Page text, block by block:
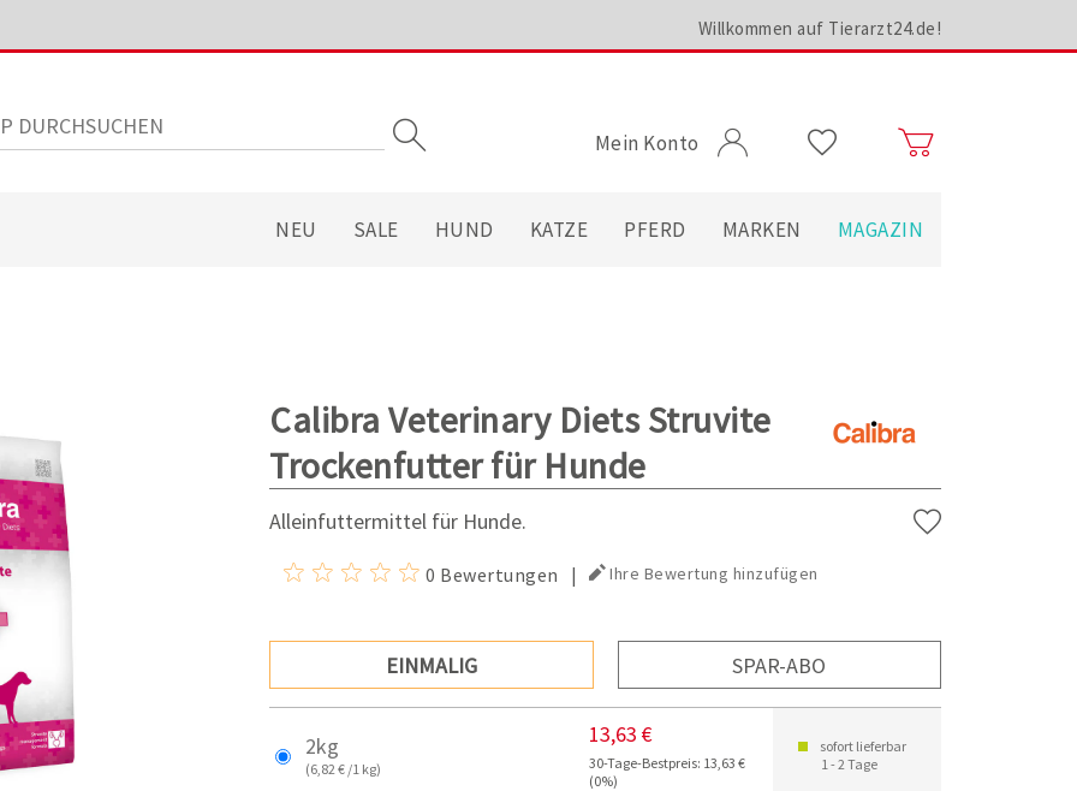
Willkommen auf Tierarzt24.de!
Mein Konto
NEU SALE HUND KATZE PFERD MARKEN MAGAZIN
Calibra Veterinary Diets Struvite
Trockenfutter für Hunde
Alleinfuttermittel für Hunde.
0 Bewertungen | Ihre Bewertung hinzufügen
EINMALIG SPAR-ABO
2kg
(6,82 € /1 kg)
13,63 €
30-Tage-Bestpreis: 13,63 €
(0%)
sofort lieferbar
1 - 2 Tage